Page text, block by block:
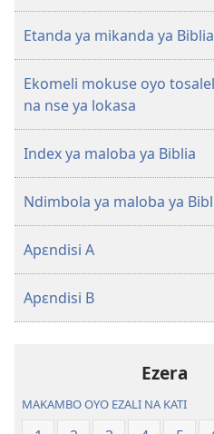
2023)
na
Etanda ya mikanda ya Biblia
Ekomeli mokuse oyo
na nse ya lokasa
Index ya maloba ya Biblia
Ndimbola ya maloba ya
Apɛndisi A
Apɛndisi B
Ezera
MAKAMBO OYO EZALI NA KATI